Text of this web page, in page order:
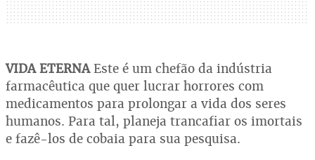
VIDA ETERNAEste é um chefão da indústria
farmacêutica que quer lucrar horrores com
medicamentos para prolongar a vida dos seres
humanos. Para tal, planeja trancafiar os imortais
e fazê-los de cobaia para sua pesquisa.